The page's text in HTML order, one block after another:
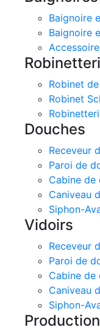
Baignoire
Baignoire
Robinet
Robinet
Douches
Receveur
Paroi de
Cabine de
Caniveau
Siphon-
Vidoirs
Receveur
Paroi de
Cabine de
Caniveau
Siphon-